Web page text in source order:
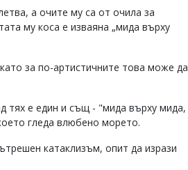
а очите му са от очила за
му коса е изваяна „мида върху
за по-артистичните това може да
тях е един и същ - "мида върху мида,
гледа влюбено морето.
катаклизъм, опит да изрази